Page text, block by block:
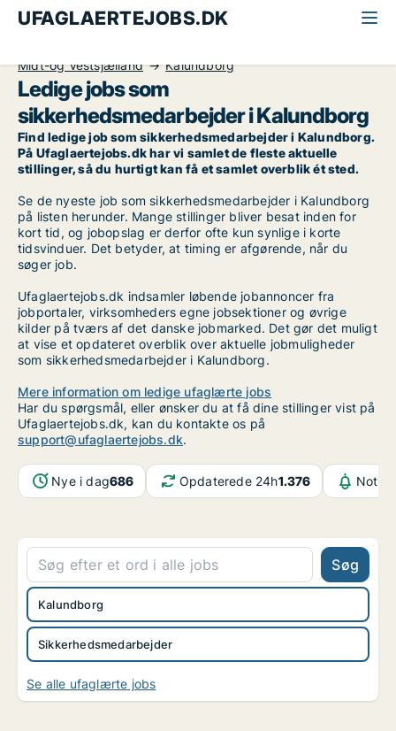
UFAGLAERTEJOBS.DK
Midt-og Vestsjælland
Kalundborg
Ledige jobs som
sikkerhedsmedarbejder i Kalundborg
Find ledige job som sikkerhedsmedarbejder i Kalundborg.
På Ufaglaertejobs.dk har vi samlet de fleste aktuelle
stillinger, så du hurtigt kan få et samlet overblik ét sted.
Se de nyeste job som sikkerhedsmedarbejder i Kalundborg
på listen herunder. Mange stillinger bliver besat inden for
kort tid, og jobopslag er derfor ofte kun synlige i korte
tidsvinduer. Det betyder, at timing er afgørende, når du
søger job.
Ufaglaertejobs.dk indsamler løbende jobannoncer fra
jobportaler, virksomheders egne jobsektioner og øvrige
kilder på tværs af det danske jobmarked. Det gør det muligt
at vise et opdateret overblik over aktuelle jobmuligheder
som sikkerhedsmedarbejder i Kalundborg.
Mere information om ledige ufaglærte jobs
Har du spørgsmål, eller ønsker du at få dine stillinger vist på
Ufaglaertejobs.dk, kan du kontakte os på
support@ufaglaertejobs.dk.
Nye i dag686 Opdaterede 24h1.376
Søg
Sikkerhedsmedarbejder
Kalundborg
Se alle ufaglærte jobs